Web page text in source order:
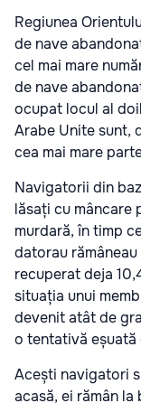
Regiunea
de nave
cel mai mare
de nave
ocupat locul al
Arabe Unite sunt,
cea mai mare
Navigatorii din
lăsați cu mâncare
murdară, în timp
datorau
recuperat deja
situația unui
devenit atât de
o tentativă eșuată
Acești navigatori
acasă, ei rămân